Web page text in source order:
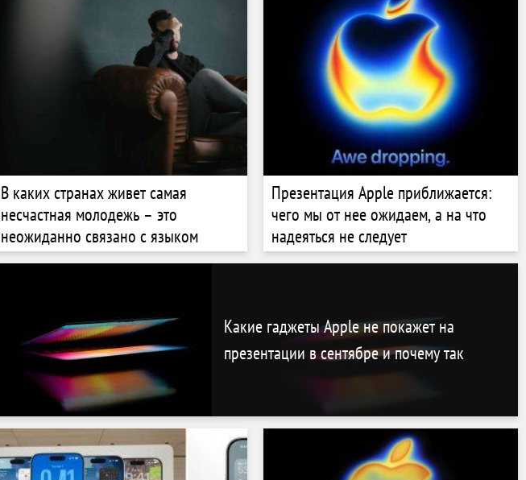
В каких странах живет самая
несчастная молодежь – это
неожиданно связано с языком
Презентация Apple приближается:
чего мы от нее ожидаем, а на что
надеяться не следует
Какие гаджеты Apple не покажет на
презентации в сентябре и почему так